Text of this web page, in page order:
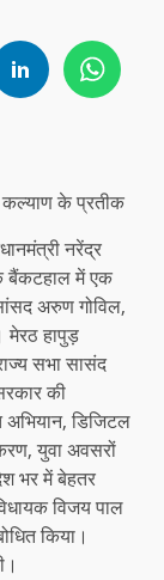
के प्रतीक
नरेंद्र
बैंकटहाल में एक
अरुण गोविल,
मेरठ हापुड़
सभा सासंद
की
अभियान, डिजिटल
युवा अवसरों
भर में बेहतर
विजय पाल
किया।